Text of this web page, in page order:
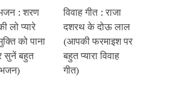
: शरण
लो प्यारे
को पाना
सुनें बहुत
भजन)
विवाह गीत : राजा
दशरथ के दोऊ लाल
(आपकी फरमाइश पर
बहुत प्यारा विवाह
गीत)